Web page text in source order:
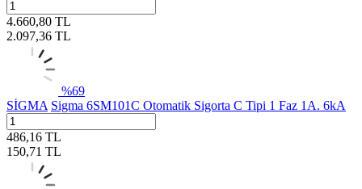
4.660,80 TL
2.097,36 TL
%69
SİGMA Sigma 6SM101C Otomatik Sigorta C Tipi 1 Faz 1A. 6kA
486,16 TL
150,71 TL